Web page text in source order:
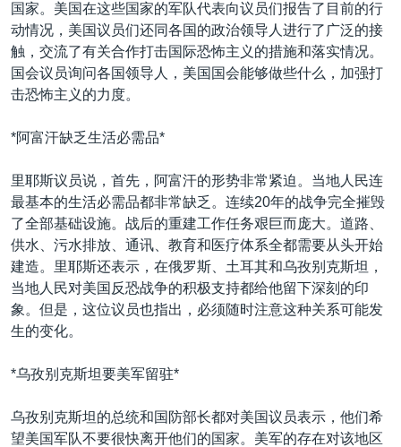
埃博拉疫情
美国之音专访
重要讲话与声明
台海两岸关系
南中国海争端
关注西藏
关注新疆
GEN Z 看美国
国家。美国在这些国家的军队代表向议员们报告了目前的行
动情况，美国议员们还同各国的政治领导人进行了广泛的接
触，交流了有关合作打击国际恐怖主义的措施和落实情况。
国会议员询问各国领导人，美国国会能够做些什么，加强打
击恐怖主义的力度。
*阿富汗缺乏生活必需品*
里耶斯议员说，首先，阿富汗的形势非常紧迫。当地人民连
最基本的生活必需品都非常缺乏。连续20年的战争完全摧毁
了全部基础设施。战后的重建工作任务艰巨而庞大。道路、
供水、污水排放、通讯、教育和医疗体系全都需要从头开始
建造。里耶斯还表示，在俄罗斯、土耳其和乌孜别克斯坦，
当地人民对美国反恐战争的积极支持都给他留下深刻的印
象。但是，这位议员也指出，必须随时注意这种关系可能发
生的变化。
*乌孜别克斯坦要美军留驻*
乌孜别克斯坦的总统和国防部长都对美国议员表示，他们希
望美国军队不要很快离开他们的国家。美军的存在对该地区